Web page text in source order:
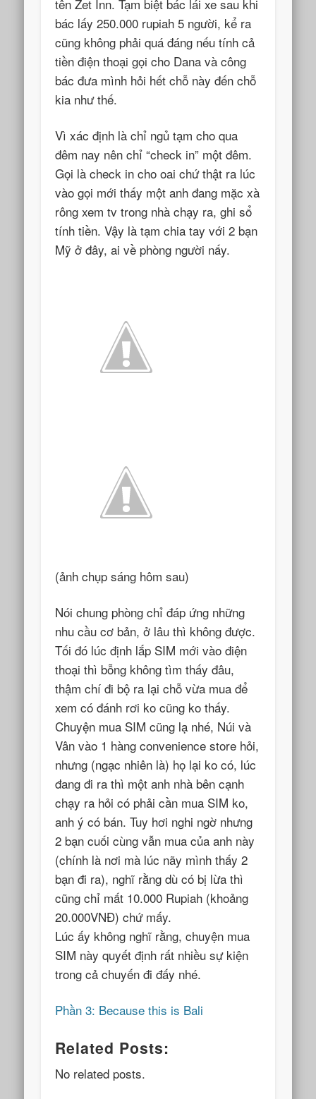
tên Zet Inn. Tạm biệt bác lái xe sau khi
bác lấy 250.000 rupiah 5 người, kể ra
cũng không phải quá đáng nếu tính cả
tiền điện thoại gọi cho Dana và công
bác đưa mình hỏi hết chỗ này đến chỗ
kia như thế.
Vì xác định là chỉ ngủ tạm cho qua
đêm nay nên chỉ “check in” một đêm.
Gọi là check in cho oai chứ thật ra lúc
vào gọi mới thấy một anh đang mặc xà
rông xem tv trong nhà chạy ra, ghi sổ
tính tiền. Vậy là tạm chia tay với 2 bạn
Mỹ ở đây, ai về phòng người nấy.
(ảnh chụp sáng hôm sau)
Nói chung phòng chỉ đáp ứng những
nhu cầu cơ bản, ở lâu thì không được.
Tối đó lúc định lắp SIM mới vào điện
thoại thì bỗng không tìm thấy đâu,
thậm chí đi bộ ra lại chỗ vừa mua để
xem có đánh rơi ko cũng ko thấy.
Chuyện mua SIM cũng lạ nhé, Núi và
Vân vào 1 hàng convenience store hỏi,
nhưng (ngạc nhiên là) họ lại ko có, lúc
đang đi ra thì một anh nhà bên cạnh
chạy ra hỏi có phải cần mua SIM ko,
anh ý có bán. Tuy hơi nghi ngờ nhưng
2 bạn cuối cùng vẫn mua của anh này
(chính là nơi mà lúc nãy mình thấy 2
bạn đi ra), nghĩ rằng dù có bị lừa thì
cũng chỉ mất 10.000 Rupiah (khoảng
20.000VNĐ) chứ mấy.
Lúc ấy không nghĩ rằng, chuyện mua
SIM này quyết định rất nhiều sự kiện
trong cả chuyến đi đấy nhé.
Phần 3: Because this is Bali
Related Posts:
No related posts.